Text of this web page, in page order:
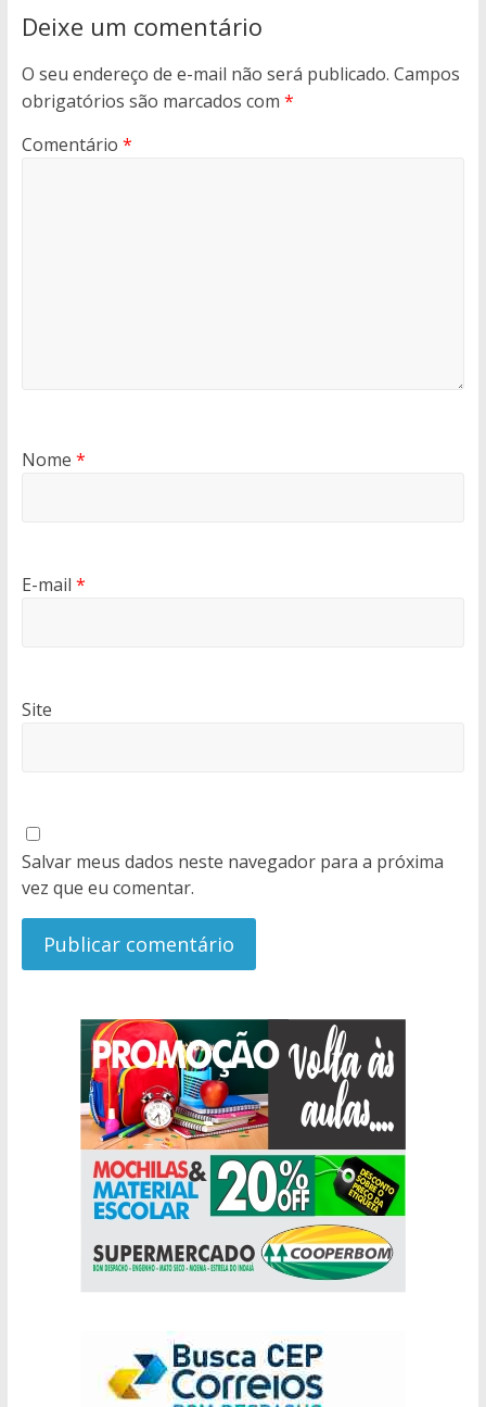
Deixe um comentário
O seu endereço de e-mail não será publicado. Campos
obrigatórios são marcados com *
Comentário *
Nome *
E-mail *
Site
Salvar meus dados neste navegador para a próxima
vez que eu comentar.